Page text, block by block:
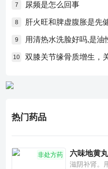
7 尿频是怎么回事
8 肝火旺和脾虚腹胀是先
9 用清热水洗脸好吗,是油
10 双膝关节缘骨质增生，
热门药品
非处方药 六味地黄
滋阴补肾。